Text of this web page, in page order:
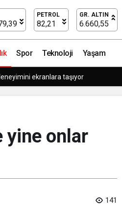
PETROL
82,21
GR. ALTIN
6.660,55
Spor Teknoloji Yaşam
Buluştu!
yine onlar
141